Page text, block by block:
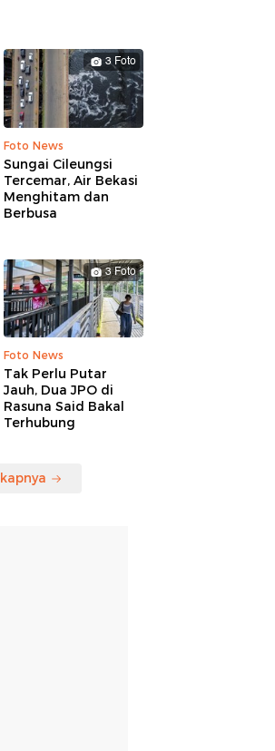
3 Foto
Foto News
Sungai Cileungsi
Tercemar, Air Bekasi
Menghitam dan
Berbusa
3 Foto
Foto News
Tak Perlu Putar
Jauh, Dua JPO di
Rasuna Said Bakal
Terhubung